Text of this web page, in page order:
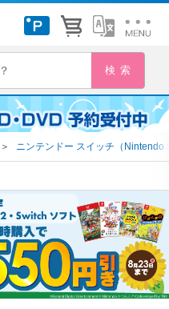
＞ ニンテンドー スイッチ（Nintendo